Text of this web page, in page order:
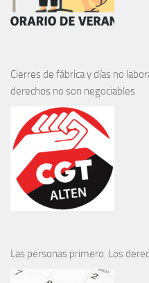
Cierres de fábrica y días no
derechos no son negociables
Las personas primero. Los